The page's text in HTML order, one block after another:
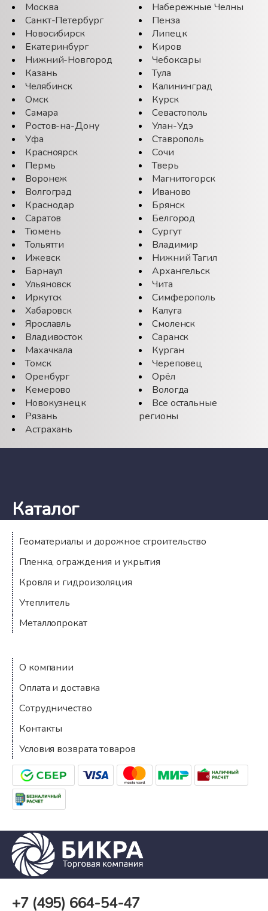
Москва
Санкт-Петербург
Новосибирск
Екатеринбург
Нижний-Новгород
Казань
Челябинск
Омск
Самара
Ростов-на-Дону
Уфа
Красноярск
Пермь
Воронеж
Волгоград
Краснодар
Саратов
Тюмень
Тольятти
Ижевск
Барнаул
Ульяновск
Иркутск
Хабаровск
Ярославль
Владивосток
Махачкала
Томск
Оренбург
Кемерово
Новокузнецк
Рязань
Астрахань
Набережные Челны
Пенза
Липецк
Киров
Чебоксары
Тула
Калининград
Курск
Севастополь
Улан-Удэ
Ставрополь
Сочи
Тверь
Магнитогорск
Иваново
Брянск
Белгород
Сургут
Владимир
Нижний Тагил
Архангельск
Чита
Симферополь
Калуга
Смоленск
Саранск
Курган
Череповец
Орёл
Вологда
Все остальные
регионы
Каталог
Геоматериалы и дорожное строительство
Пленка, ограждения и укрытия
Кровля и гидроизоляция
Утеплитель
Металлопрокат
Компания
О компании
Оплата и доставка
Сотрудничество
Контакты
Условия возврата товаров
+7 (495) 664-54-47